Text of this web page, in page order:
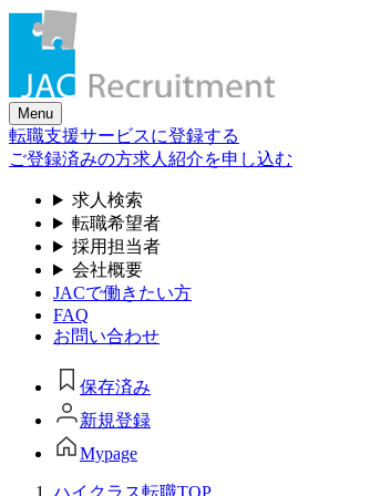
Skip
content
Menu
転職支援サービスに登録する
ご登録済みの方求人紹介を申し込む
求人検索
転職希望者
採用担当者
会社概要
JACで働きたい方
FAQ
お問い合わせ
保存済み
新規登録
Mypage
ハイクラス転職TOP